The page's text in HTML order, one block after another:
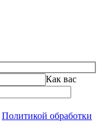
Как вас
Политикой обработки